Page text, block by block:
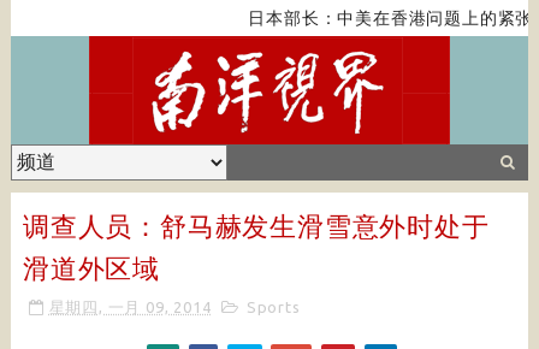
日本部长：中美在香港问题上的紧张
调查人员：舒马赫发生滑雪意外时处于
滑道外区域
星期四, 一月 09, 2014 Sports